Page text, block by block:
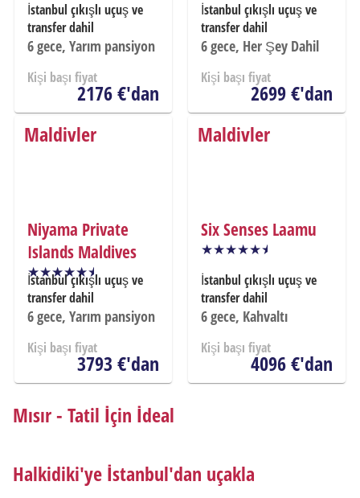
İstanbul çıkışlı uçuş ve
transfer dahil
6gece, Yarım pansiyon
Kişi başı fiyat
2176 €'dan
İstanbul çıkışlı uçuş ve
transfer dahil
6gece, Her Şey Dahil
Kişi başı fiyat
2699 €'dan
Maldivler
Niyama Private
Islands Maldives
İstanbul çıkışlı uçuş ve
transfer dahil
6gece, Yarım pansiyon
Kişi başı fiyat
3793 €'dan
Maldivler
Six Senses Laamu
İstanbul çıkışlı uçuş ve
transfer dahil
6gece, Kahvaltı
Kişi başı fiyat
4096 €'dan
Mısır - Tatil İçin İdeal
Halkidiki'ye İstanbul'dan uçakla